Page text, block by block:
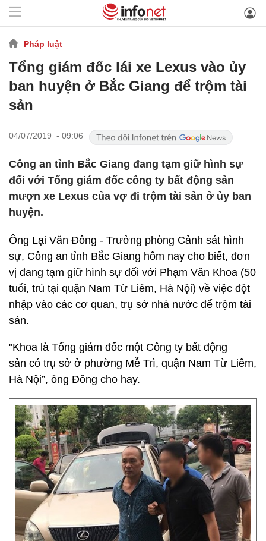
Pháp luật
Tổng giám đốc lái xe Lexus vào ủy
ban huyện ở Bắc Giang để trộm tài
sản
04/07/2019 - 09:06
Công an tỉnh Bắc Giang đang tạm giữ hình sự
đối với Tổng giám đốc công ty bất động sản
mượn xe Lexus của vợ đi trộm tài sản ở ủy ban
huyện.
Ông Lại Văn Đông - Trưởng phòng Cảnh sát hình
sự, Công an tỉnh Bắc Giang hôm nay cho biết, đơn
vị đang tạm giữ hình sự đối với Phạm Văn Khoa (50
tuổi, trú tại quận Nam Từ Liêm, Hà Nội) về việc đột
nhập vào các cơ quan, trụ sở nhà nước để trộm tài
sản.
"Khoa là Tổng giám đốc một Công ty bất động
sản có trụ sở ở phường Mễ Trì, quận Nam Từ Liêm,
Hà Nội”, ông Đông cho hay.